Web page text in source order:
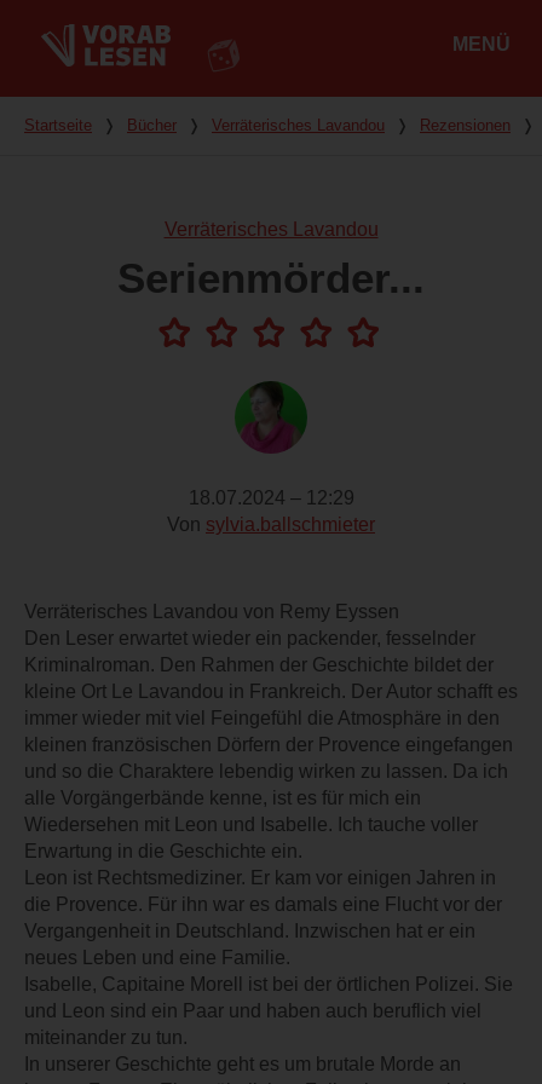
MENÜ
Du bist hier
Startseite ❭ Bücher ❭ Verräterisches Lavandou ❭ Rezensionen ❭
Verräterisches Lavandou
Serienmörder...
18.07.2024 – 12:29
Von sylvia.ballschmieter
Verräterisches Lavandou von Remy Eyssen
Den Leser erwartet wieder ein packender, fesselnder
Kriminalroman. Den Rahmen der Geschichte bildet der
kleine Ort Le Lavandou in Frankreich. Der Autor schafft es
immer wieder mit viel Feingefühl die Atmosphäre in den
kleinen französischen Dörfern der Provence eingefangen
und so die Charaktere lebendig wirken zu lassen. Da ich
alle Vorgängerbände kenne, ist es für mich ein
Wiedersehen mit Leon und Isabelle. Ich tauche voller
Erwartung in die Geschichte ein.
Leon ist Rechtsmediziner. Er kam vor einigen Jahren in
die Provence. Für ihn war es damals eine Flucht vor der
Vergangenheit in Deutschland. Inzwischen hat er ein
neues Leben und eine Familie.
Isabelle, Capitaine Morell ist bei der örtlichen Polizei. Sie
und Leon sind ein Paar und haben auch beruflich viel
miteinander zu tun.
In unserer Geschichte geht es um brutale Morde an